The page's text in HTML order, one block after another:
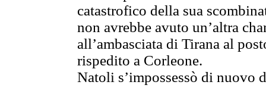
catastrofico della sua
non avrebbe avuto un’altra
all’ambasciata di Tirana al
rispedito a Corleone.
Natoli s’impossessò di nuovo